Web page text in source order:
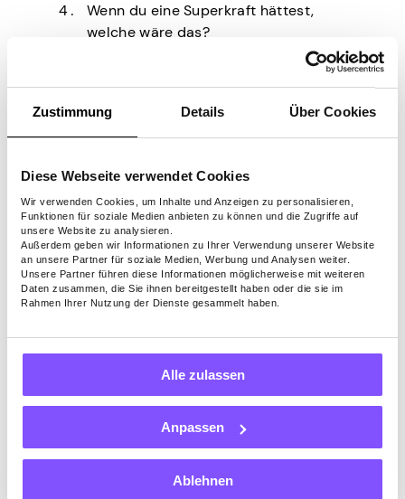
Zustimmung Details Über Cookies
Diese Webseite verwendet Cookies
Wir verwenden Cookies, um Inhalte und Anzeigen zu personalisieren,
Funktionen für soziale Medien anbieten zu können und die Zugriffe auf
unsere Website zu analysieren.
Außerdem geben wir Informationen zu Ihrer Verwendung unserer Website
an unsere Partner für soziale Medien, Werbung und Analysen weiter.
Unsere Partner führen diese Informationen möglicherweise mit weiteren
Daten zusammen, die Sie ihnen bereitgestellt haben oder die sie im
Rahmen Ihrer Nutzung der Dienste gesammelt haben.
Alle zulassen
Anpassen
Ablehnen
Wenn du eine Superkraft hättest,
welche wäre das?
Was ist deine Vorstellung von einem
Was ist deine seltsamste
Angewohnheit?
dich weiß, die mich überraschen
würde?
Wenn wir uns jemals in einer Zombie-
Apokalypse befänden, was würdest du
tun?
Wenn du in einer Reality-Show wärst,
welche wäre das?
Tiefgründige Fragen
Okay, wir haben ein paar neue Dinge
gelernt, die Fantasie angeregt und hatten
die Oberfläche zu durchbrechen. Wenn Sie